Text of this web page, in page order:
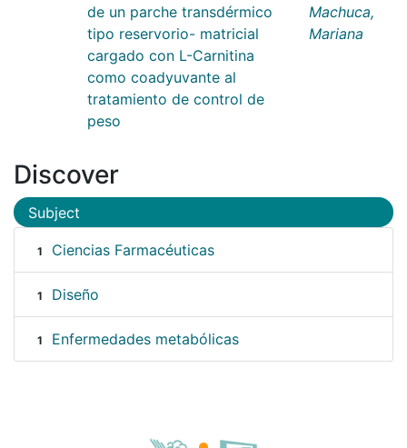
de un parche transdérmico
tipo reservorio- matricial
cargado con L-Carnitina
como coadyuvante al
tratamiento de control de
peso
Machuca,
Mariana
Discover
Subject
1 Ciencias Farmacéuticas
1 Diseño
1 Enfermedades metabólicas